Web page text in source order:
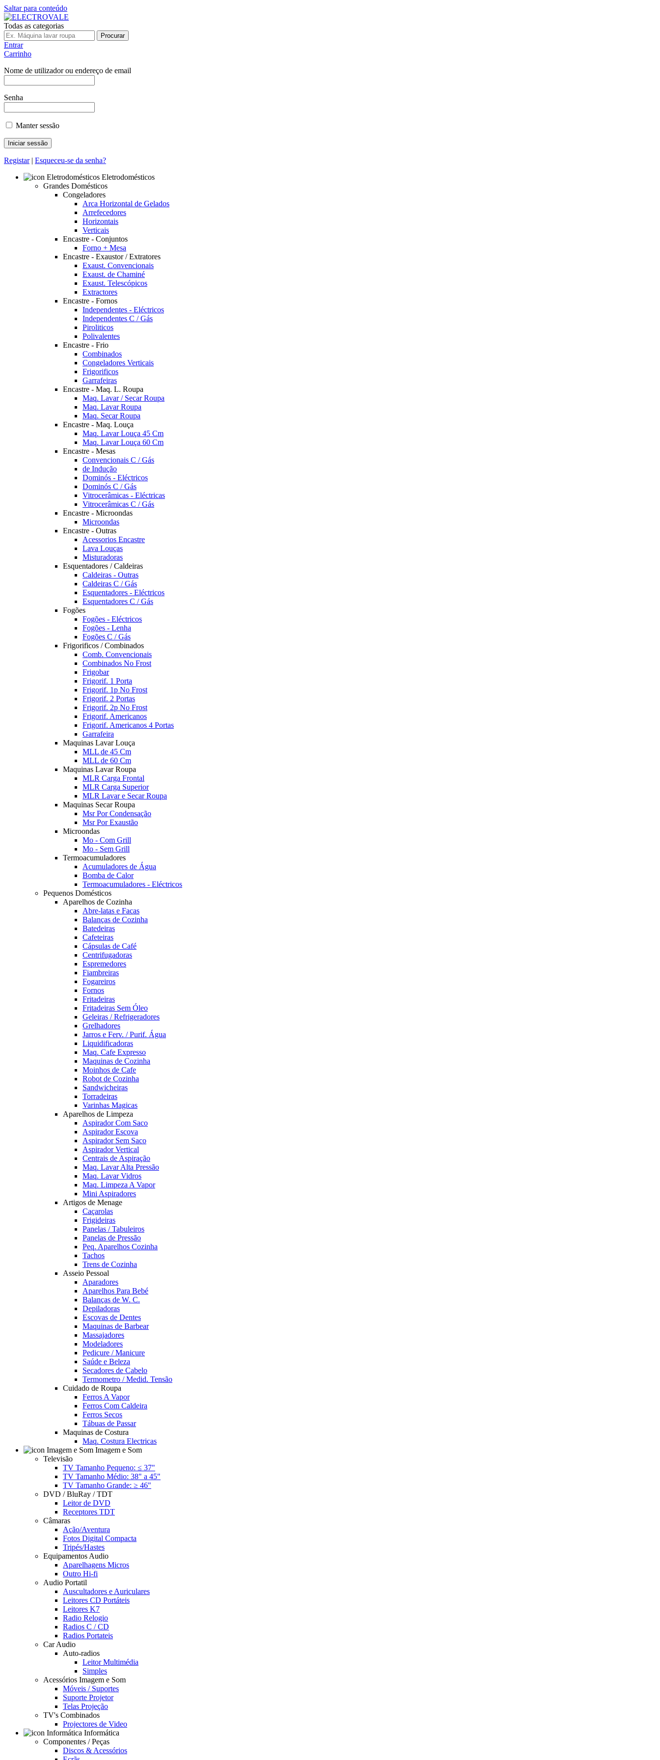
Saltar para conteúdo
Todas as categorias
Procurar
Entrar
Carrinho
Nome de utilizador ou endereço de email
Senha
Manter sessão
Registar| Esqueceu-se da senha?
Eletrodomésticos
Grandes Domésticos
Congeladores
Arca Horizontal de Gelados
Arrefecedores
Horizontais
Verticais
Encastre - Conjuntos
Forno + Mesa
Encastre - Exaustor / Extratores
Exaust. Convencionais
Exaust. de Chaminé
Exaust. Telescópicos
Extractores
Encastre - Fornos
Independentes - Eléctricos
Independentes C / Gás
Piroliticos
Polivalentes
Encastre - Frio
Combinados
Congeladores Verticais
Frigorificos
Garrafeiras
Encastre - Maq. L. Roupa
Maq. Lavar / Secar Roupa
Maq. Lavar Roupa
Maq. Secar Roupa
Encastre - Maq. Louça
Maq. Lavar Louça 45 Cm
Maq. Lavar Louça 60 Cm
Encastre - Mesas
Convencionais C / Gás
de Indução
Dominós - Eléctricos
Dominós C / Gás
Vitrocerâmicas - Eléctricas
Vitrocerâmicas C / Gás
Encastre - Microondas
Microondas
Encastre - Outras
Acessorios Encastre
Lava Louças
Misturadoras
Esquentadores / Caldeiras
Caldeiras - Outras
Caldeiras C / Gás
Esquentadores - Eléctricos
Esquentadores C / Gás
Fogões
Fogões - Eléctricos
Fogões - Lenha
Fogões C / Gás
Frigorificos / Combinados
Comb. Convencionais
Combinados No Frost
Frigobar
Frigorif. 1 Porta
Frigorif. 1p No Frost
Frigorif. 2 Portas
Frigorif. 2p No Frost
Frigorif. Americanos
Frigorif. Americanos 4 Portas
Garrafeira
Maquinas Lavar Louça
MLL de 45 Cm
MLL de 60 Cm
Maquinas Lavar Roupa
MLR Carga Frontal
MLR Carga Superior
MLR Lavar e Secar Roupa
Maquinas Secar Roupa
Msr Por Condensação
Msr Por Exaustão
Microondas
Mo - Com Grill
Mo - Sem Grill
Termoacumuladores
Acumuladores de Água
Bomba de Calor
Termoacumuladores - Eléctricos
Pequenos Domésticos
Aparelhos de Cozinha
Abre-latas e Facas
Balanças de Cozinha
Batedeiras
Cafeteiras
Cápsulas de Café
Centrifugadoras
Espremedores
Fiambreiras
Fogareiros
Fornos
Fritadeiras
Fritadeiras Sem Óleo
Geleiras / Refrigeradores
Grelhadores
Jarros e Ferv. / Purif. Água
Liquidificadoras
Maq. Cafe Expresso
Maquinas de Cozinha
Moinhos de Cafe
Robot de Cozinha
Sandwicheiras
Torradeiras
Varinhas Magicas
Aparelhos de Limpeza
Aspirador Com Saco
Aspirador Escova
Aspirador Sem Saco
Aspirador Vertical
Centrais de Aspiração
Maq. Lavar Alta Pressão
Maq. Lavar Vidros
Maq. Limpeza A Vapor
Mini Aspiradores
Artigos de Menage
Caçarolas
Frigideiras
Panelas / Tabuleiros
Panelas de Pressão
Peq. Aparelhos Cozinha
Tachos
Trens de Cozinha
Asseio Pessoal
Aparadores
Aparelhos Para Bebé
Balanças de W. C.
Depiladoras
Escovas de Dentes
Maquinas de Barbear
Massajadores
Modeladores
Pedicure / Manicure
Saúde e Beleza
Secadores de Cabelo
Termometro / Medid. Tensão
Cuidado de Roupa
Ferros A Vapor
Ferros Com Caldeira
Ferros Secos
Tábuas de Passar
Maquinas de Costura
Maq. Costura Electricas
Imagem e Som
Televisão
TV Tamanho Pequeno: ≤ 37"
TV Tamanho Médio: 38" a 45"
TV Tamanho Grande: ≥ 46"
DVD / BluRay / TDT
Leitor de DVD
Receptores TDT
Câmaras
Ação/Aventura
Fotos Digital Compacta
Tripés/Hastes
Equipamentos Audio
Aparelhagens Micros
Outro Hi-fi
Audio Portatil
Auscultadores e Auriculares
Leitores CD Portáteis
Leitores K7
Radio Relogio
Radios C / CD
Radios Portateis
Car Audio
Auto-radios
Leitor Multimédia
Simples
Acessórios Imagem e Som
Móveis / Suportes
Suporte Projetor
Telas Projeção
TV's Combinados
Projectores de Video
Informática
Componentes / Peças
Discos & Acessórios